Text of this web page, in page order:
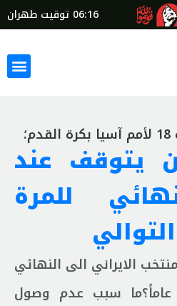
06:16 توقيت طهران
يتوقف عند
للمرة
الايراني الى النهائي
لفترة تقارب من 48 عاماً؟ما سبب عدم وصول